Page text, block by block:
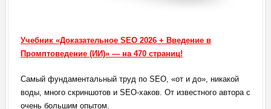
Учебник «Доказательное SEO 2026 + Введение в
Промптоведение (ИИ)» — на 470 страниц!
Самый фундаментальный труд по SEO, «от и до», никакой
воды, много скриншотов и SEO-хаков. От известного автора с
очень большим опытом.